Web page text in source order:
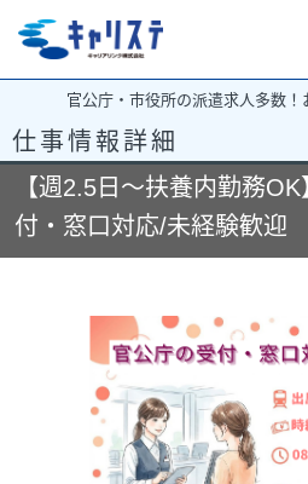
官公庁・市役所の派遣求人多数
仕事情報詳細
【週2.5日～扶養内勤務
付・窓口対応/未経験歓迎